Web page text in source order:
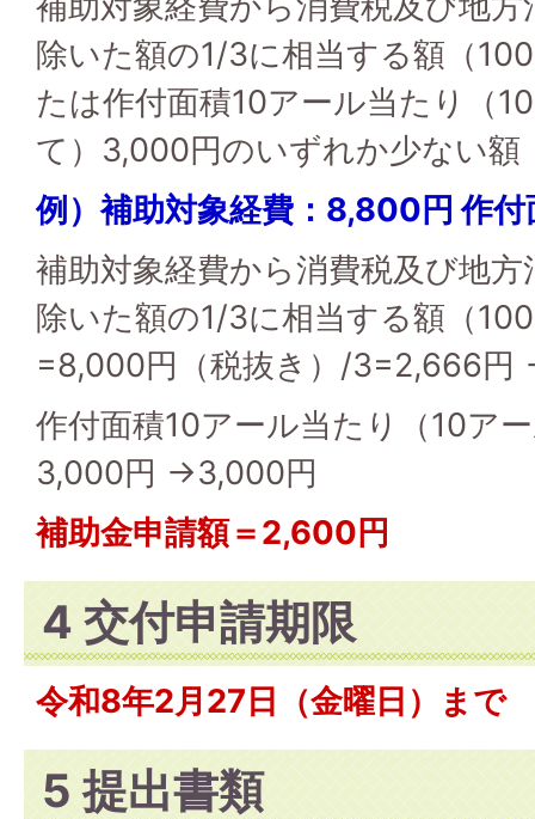
除いた額の1/3に相当する額（
たは作付面積10アール当たり（
て）3,000円のいずれか少ない額
例）補助対象経費：8,800円 作
補助対象経費から消費税及び地
除いた額の1/3に相当する額（
=8,000円（税抜き）/3=2,666
作付面積10アール当たり（10ア
3,000円 →3,000円
補助金申請額＝2,600円
4 交付申請期限
令和8年2月27日（金曜日）まで
5 提出書類